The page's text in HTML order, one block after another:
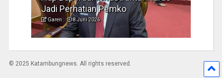
Pengelolaan Sampah yang Aman
Garen 6 Juni 2026
© 2025 Katambungnews. All rights reserved.